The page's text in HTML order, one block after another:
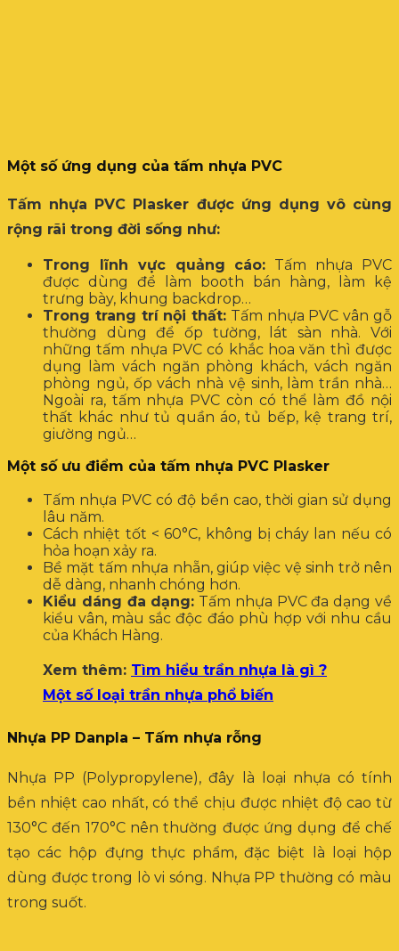
Một số ứng dụng của tấm nhựa PVC
Tấm nhựa PVC Plasker được ứng dụng vô cùng
rộng rãi trong đời sống như:
Trong lĩnh vực quảng cáo: Tấm nhựa PVC
được dùng để làm booth bán hàng, làm kệ
trưng bày, khung backdrop…
Trong trang trí nội thất: Tấm nhựa PVC vân gỗ
thường dùng để ốp tường, lát sàn nhà. Với
những tấm nhựa PVC có khắc hoa văn thì được
dụng làm vách ngăn phòng khách, vách ngăn
phòng ngủ, ốp vách nhà vệ sinh, làm trần nhà…
Ngoài ra, tấm nhựa PVC còn có thể làm đồ nội
thất khác như tủ quần áo, tủ bếp, kệ trang trí,
giường ngủ…
Một số ưu điểm của tấm nhựa PVC Plasker
Tấm nhựa PVC có độ bền cao, thời gian sử dụng
lâu năm.
Cách nhiệt tốt < 60°C, không bị cháy lan nếu có
hỏa hoạn xảy ra.
Bề mặt tấm nhựa nhẵn, giúp việc vệ sinh trở nên
dễ dàng, nhanh chóng hơn.
Kiểu dáng đa dạng: Tấm nhựa PVC đa dạng về
kiểu vân, màu sắc độc đáo phù hợp với nhu cầu
của Khách Hàng.
Xem thêm: Tìm hiểu trần nhựa là gì ?
Một số loại trần nhựa phổ biến
Nhựa PP Danpla – Tấm nhựa rỗng
Nhựa PP (Polypropylene), đây là loại nhựa có tính
bền nhiệt cao nhất, có thể chịu được nhiệt độ cao từ
130°C đến 170°C nên thường được ứng dụng để chế
tạo các hộp đựng thực phẩm, đặc biệt là loại hộp
dùng được trong lò vi sóng. Nhựa PP thường có màu
trong suốt.